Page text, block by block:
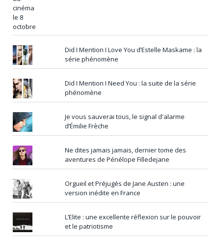
Did I Mention I Love You d’Estelle Maskame : la
série phénomène
Did I Mention I Need You : la suite de la série
phénomène
Je vous sauverai tous, le signal d'alarme
d’Émilie Frèche
Ne dites jamais jamais, dernier tome des
aventures de Pénélope Filledejane
Orgueil et Préjugés de Jane Austen : une
version inédite en France
L’Elite : une excellente réflexion sur le pouvoir
et le patriotisme